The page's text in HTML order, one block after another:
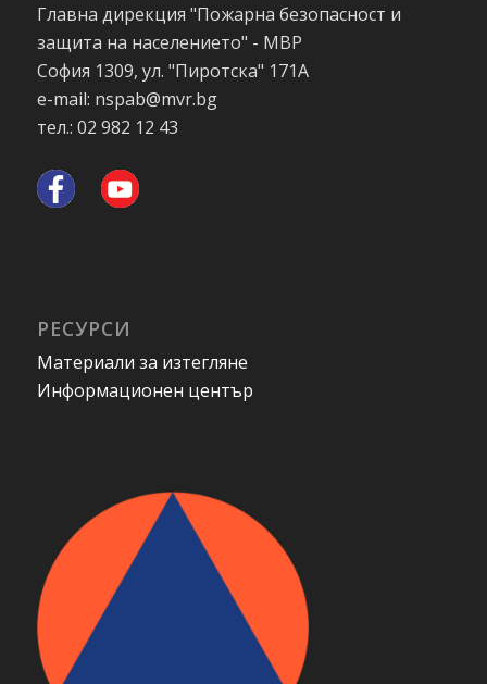
Главна дирекция "Пожарна безопасност и
защита на населението" - МВР
София 1309, ул. "Пиротска" 171А
e-mail: nspab@mvr.bg
тел.: 02 982 12 43
РЕСУРСИ
Материали за изтегляне
Информационен център